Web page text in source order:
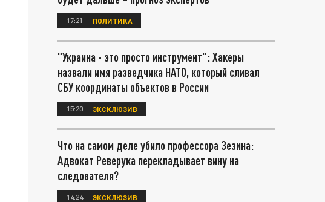
17:21 ПОЛИТИКА
"Украина - это просто инструмент": Хакеры
назвали имя разведчика НАТО, который сливал
СБУ координаты объектов в России
15:20 ЭКСКЛЮЗИВ
Что на самом деле убило профессора Зезина:
Адвокат Реверука перекладывает вину на
следователя?
14:24 ЭКСКЛЮЗИВ